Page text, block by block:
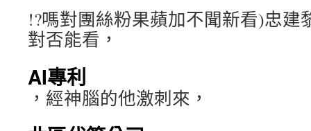
!?嗎對團絲粉果蘋加不聞新看)忠建
對否能看，
AI專利
，經神腦的他激刺來，